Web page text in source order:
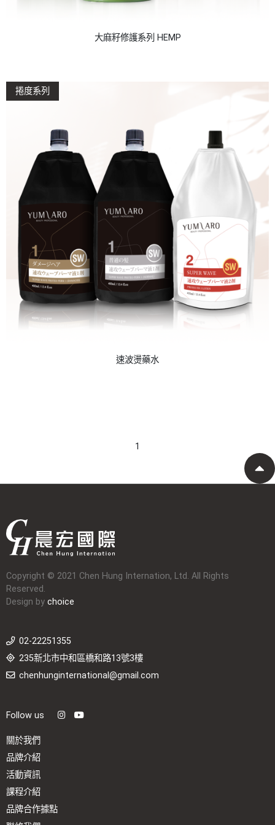
大麻籽修護系列 HEMP
捲度系列
速波燙藥水
1
Copyright © 2021 Chen Hung Internation, Ltd. All Rights
Reserved.
Design by choice
02-22251355
235新北市中和區橋和路13號3樓
chenhunginternational@gmail.com
Follow us
關於我們
品牌介紹
活動資訊
課程介紹
品牌合作據點